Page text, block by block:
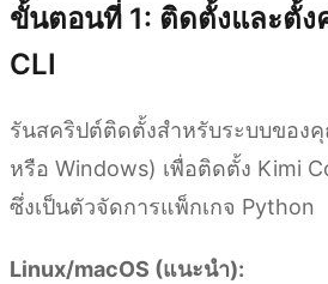
ขั้นตอนที่ 1: ติดตั้งและตั้ง
CLI
รันสคริปต์ติดตั้งสำหรับระบบของ
หรือ Windows) เพื่อติดตั้ง Kimi
ซึ่งเป็นตัวจัดการแพ็กเกจ Python
Linux/macOS (แนะนำ):